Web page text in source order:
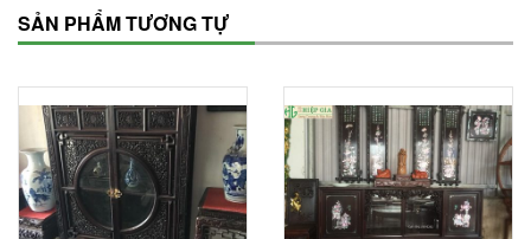
SẢN PHẨM TƯƠNG TỰ